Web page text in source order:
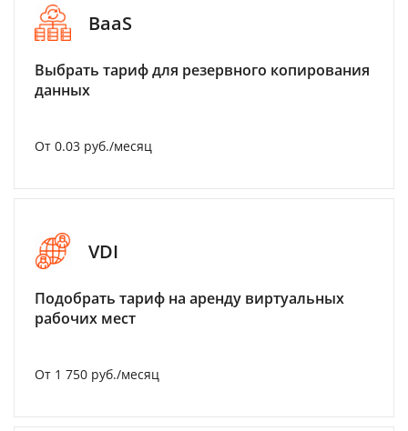
BaaS
Выбрать тариф для резервного копирования
данных
От 0.03 руб./месяц
VDI
Подобрать тариф на аренду виртуальных
рабочих мест
От 1 750 руб./месяц